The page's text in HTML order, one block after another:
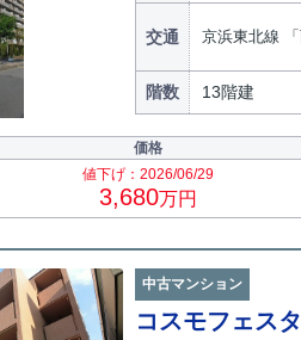
交通 京浜東北線
階数 13階建
価格
値下げ：2026/06/29
3,680万円
中古マンション
コスモフェス